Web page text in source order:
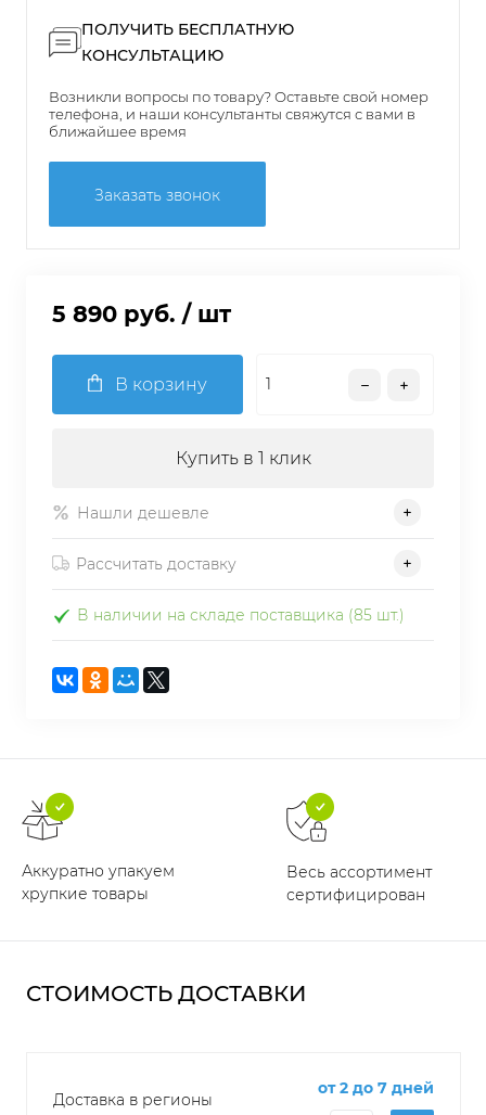
ПОЛУЧИТЬ БЕСПЛАТНУЮ
КОНСУЛЬТАЦИЮ
Возникли вопросы по товару? Оставьте свой номер
телефона, и наши консультанты свяжутся с вами в
ближайшее время
Заказать звонок
5 890 руб. / шт
В корзину
Купить в 1 клик
Нашли дешевле
Рассчитать доставку
В наличии на складе поставщика (85 шт.)
Аккуратно упакуем
хрупкие товары
Весь ассортимент
сертифицирован
СТОИМОСТЬ ДОСТАВКИ
Доставка в регионы
от 2 до 7 дней